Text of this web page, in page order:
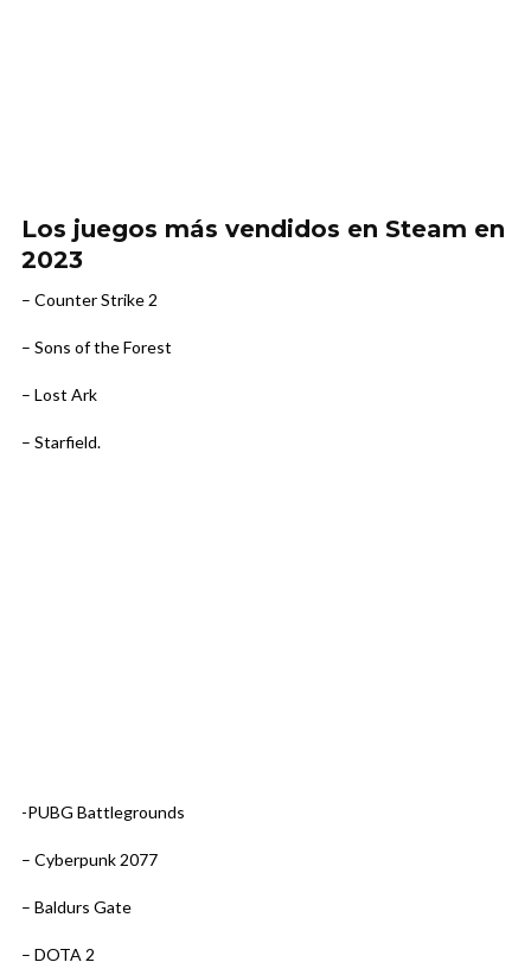
Los juegos más vendidos en Steam en
2023
– Counter Strike 2
– Sons of the Forest
– Lost Ark
– Starfield.
-PUBG Battlegrounds
– Cyberpunk 2077
– Baldurs Gate
– DOTA 2